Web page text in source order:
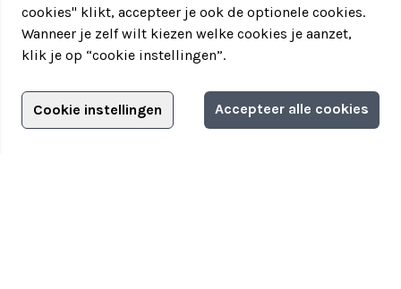
Adverteren?
Adverteerdersopties
cookies" klikt, accepteer je ook de optionele cookies.
Wanneer je zelf wilt kiezen welke cookies je aanzet,
klik je op “cookie instellingen”.
Cookie instellingen Accepteer alle cookies